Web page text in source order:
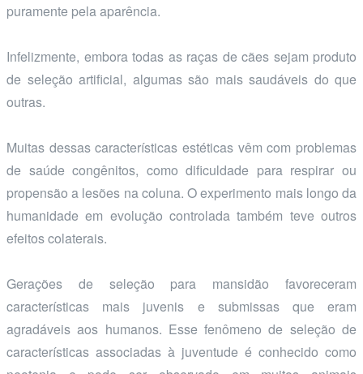
puramente pela aparência.
Infelizmente, embora todas as raças de cães sejam produto
de seleção artificial, algumas são mais saudáveis do que
outras.
Muitas dessas características estéticas vêm com problemas
de saúde congênitos, como dificuldade para respirar ou
propensão a lesões na coluna. O experimento mais longo da
humanidade em evolução controlada também teve outros
efeitos colaterais.
Gerações de seleção para mansidão favoreceram
características mais juvenis e submissas que eram
agradáveis aos humanos. Esse fenômeno de seleção de
características associadas à juventude é conhecido como